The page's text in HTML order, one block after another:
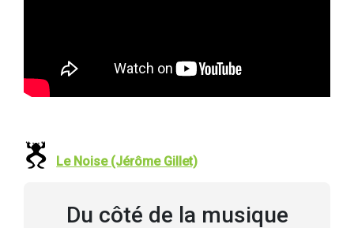
Le Noise (Jérôme Gillet)
Du côté de la musique